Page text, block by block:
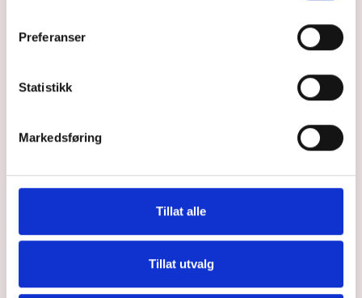
Preferanser
Statistikk
Markedsføring
Tillat alle
Tillat utvalg
finner svar på spørsmålet ditt, kan du sende oss en
. Husk bare å ikke sende
Er dere gode på prevensjon?
Hvor lenge varer resepten på p-piller?
Trenger man å måle blodtrykk?
Er preparatet inkludert i prisen?